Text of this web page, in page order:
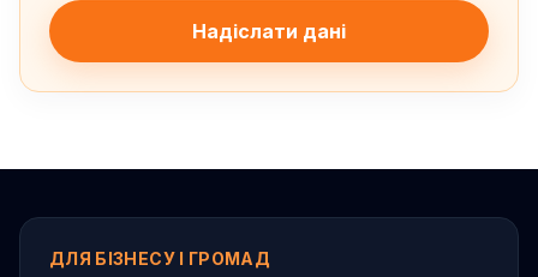
Надіслати дані
ДЛЯ БІЗНЕСУ І ГРОМАД